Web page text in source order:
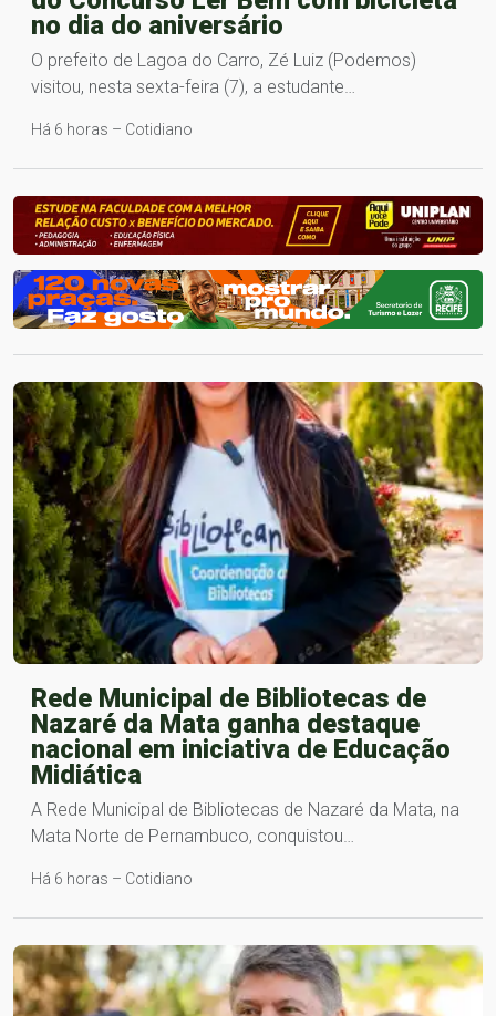
no dia do aniversário
O prefeito de Lagoa do Carro, Zé Luiz (Podemos)
visitou, nesta sexta-feira (7), a estudante…
Há 6 horas – Cotidiano
Rede Municipal de Bibliotecas de
Nazaré da Mata ganha destaque
nacional em iniciativa de Educação
Midiática
A Rede Municipal de Bibliotecas de Nazaré da Mata, na
Mata Norte de Pernambuco, conquistou…
Há 6 horas – Cotidiano